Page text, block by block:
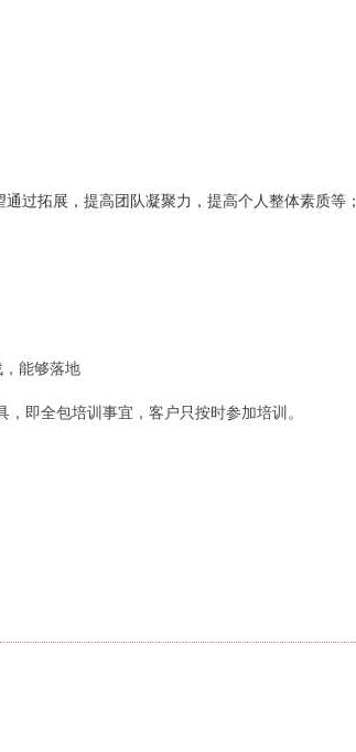
过拓展，提高团队凝聚力，提高个人整体素质等；
能够落地
即全包培训事宜，客户只按时参加培训。